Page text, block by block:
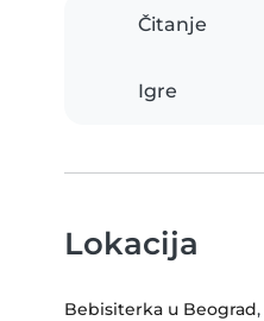
Čitanje
Igre
Lokacija
Bebisiterka u Beograd